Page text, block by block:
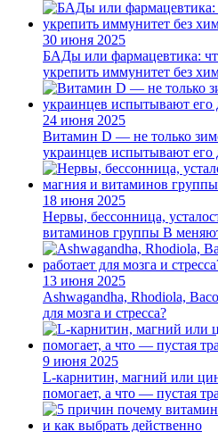
30 июня 2025
БАДы или фармацевтика:
укрепить иммунитет без
24 июня 2025
Витамин D — не только
украинцев испытывают его
18 июня 2025
Нервы, бессонница,
витаминов группы B
13 июня 2025
Ashwagandha, Rhodiola,
для мозга и стресса?
9 июня 2025
L-карнитин, магний или
помогает, а что — пустая